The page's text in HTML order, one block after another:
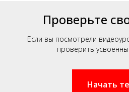
Проверьте
Если вы посмотрели
проверить
Начать